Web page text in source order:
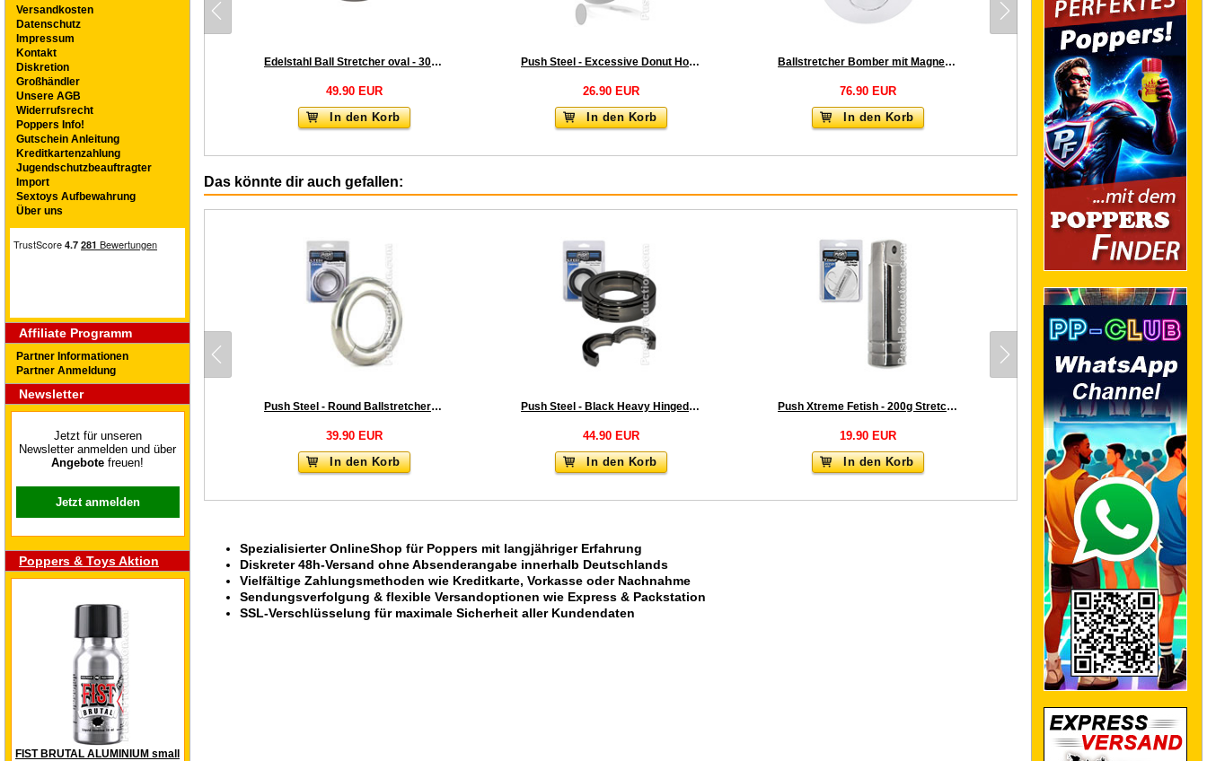
Versandkosten
Datenschutz
Impressum
Kontakt
Diskretion
Großhändler
Unsere AGB
Widerrufsrecht
Poppers Info!
Gutschein Anleitung
Kreditkartenzahlung
Jugendschutzbeauftragter
Import
Sextoys Aufbewahrung
Über uns
Affiliate Programm
Partner Informationen
Partner Anmeldung
Newsletter
Jetzt für unseren
Newsletter anmelden und über
Angebote freuen!
Jetzt anmelden
Poppers & Toys Aktion
FIST BRUTAL ALUMINIUM small
Edelstahl Ball Stretcher oval - 30 x 35mm
49.90 EUR
In den Korb
Push Steel - Excessive Donut Hook Up
26.90 EUR
In den Korb
Ballstretcher Bomber mit Magnetverschuss 40x35mm
76.90 EUR
In den Korb
Das könnte dir auch gefallen:
Push Steel - Round Ballstretcher Cockring
39.90 EUR
In den Korb
Push Steel - Black Heavy Hinged Ball Stretcher
44.90 EUR
In den Korb
Push Xtreme Fetish - 200g Stretcher Steel Weight
19.90 EUR
In den Korb
Spezialisierter OnlineShop für Poppers mit langjähriger Erfahrung
Diskreter 48h-Versand ohne Absenderangabe innerhalb Deutschlands
Vielfältige Zahlungsmethoden wie Kreditkarte, Vorkasse oder Nachnahme
Sendungsverfolgung & flexible Versandoptionen wie Express & Packstation
SSL-Verschlüsselung für maximale Sicherheit aller Kundendaten